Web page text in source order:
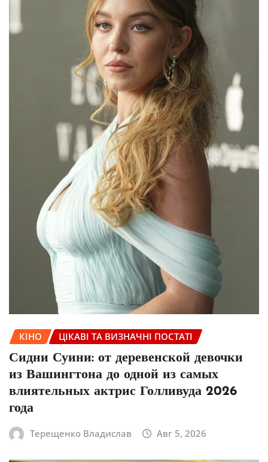
КІНО ЦІКАВІ ТА ВИЗНАЧНІ ПОСТАТІ
Сидни Суини: от деревенской девочки
из Вашингтона до одной из самых
влиятельных актрис Голливуда 2026
года
Терещенко Владислав Авг 5, 2026